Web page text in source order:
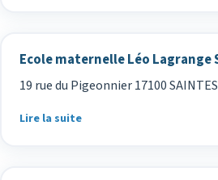
Ecole maternelle Léo Lagrange
19 rue du Pigeonnier 17100
Lire la suite